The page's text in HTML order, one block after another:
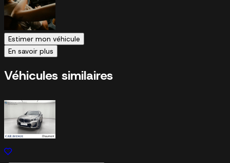
Estimer mon véhicule
En savoir plus
Véhicules similaires